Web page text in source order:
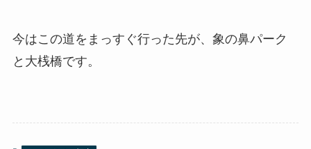
今はこの道をまっすぐ行った先が、象の鼻パーク
と大桟橋です。